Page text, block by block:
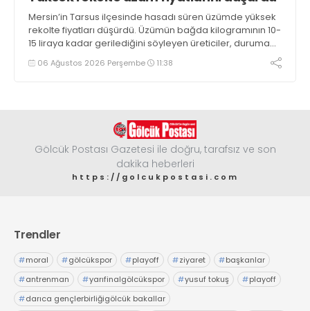
Mersin’in Tarsus ilçesinde hasadı süren üzümde yüksek
rekolte fiyatları düşürdü. Üzümün bağda kilogramının 10-
15 liraya kadar gerilediğini söyleyen üreticiler, duruma
tepki gösterdi
06 Ağustos 2026 Perşembe 11:38
Gölcük Postası Gazetesi ile doğru, tarafsız ve son
dakika heberleri
https://golcukpostasi.com
Trendler
#moral #gölcükspor #playoff #ziyaret #başkanlar
#antrenman #yarıfinalgölcükspor #yusuf tokuş #playoff
#darıca gençlerbirliğigölcük bakallar